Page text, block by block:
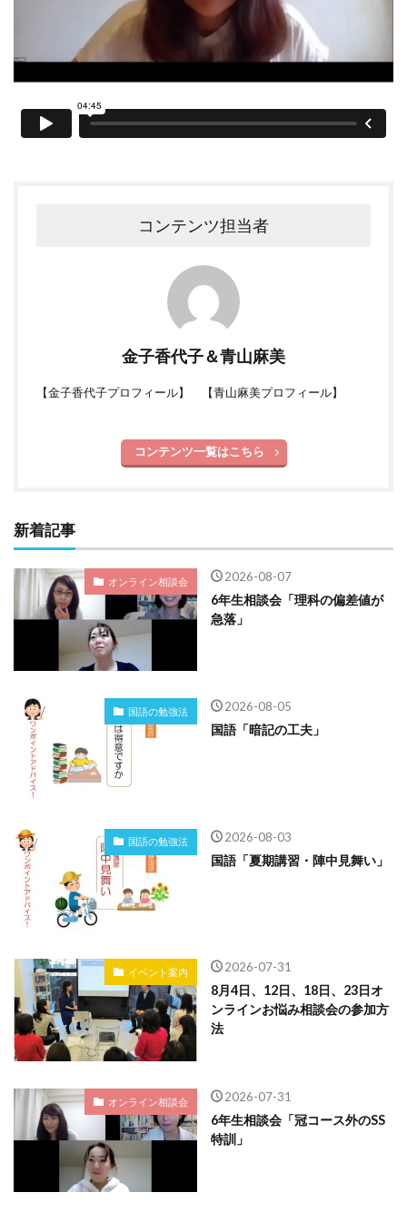
コンテンツ担当者
金子香代子＆青山麻美
【金子香代子プロフィール】 【青山麻美プロフィール】
コンテンツ一覧はこちら
新着記事
オンライン相談会 2026-08-07
6年生相談会「理科の偏差値が
急落」
国語の勉強法 2026-08-05
国語「暗記の工夫」
国語の勉強法 2026-08-03
国語「夏期講習・陣中見舞い」
イベント案内 2026-07-31
8月4日、12日、18日、23日オ
ンラインお悩み相談会の参加方
法
オンライン相談会 2026-07-31
6年生相談会「冠コース外のSS
特訓」